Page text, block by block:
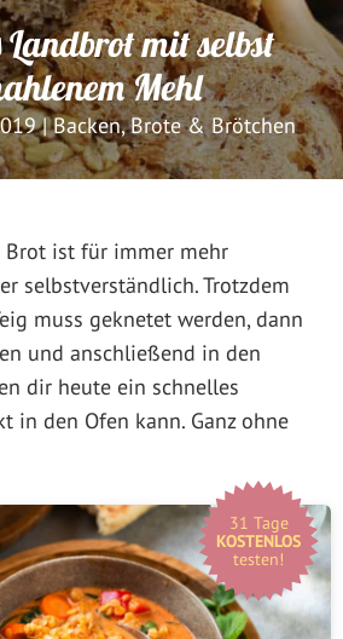
Landbrot mit selbst
Mehl
|Backen,Brote & Brötchen
Brot ist für immer mehr
selbstverständlich. Trotzdem
muss geknetet werden, dann
und anschließend in den
dir heute ein schnelles
in den Ofen kann. Ganz ohne
31 Tage
KOSTENLOS
testen!